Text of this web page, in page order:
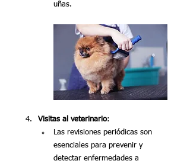
uñas.
Visitas al veterinario:
Las revisiones periódicas son
esenciales para prevenir y
detectar enfermedades a